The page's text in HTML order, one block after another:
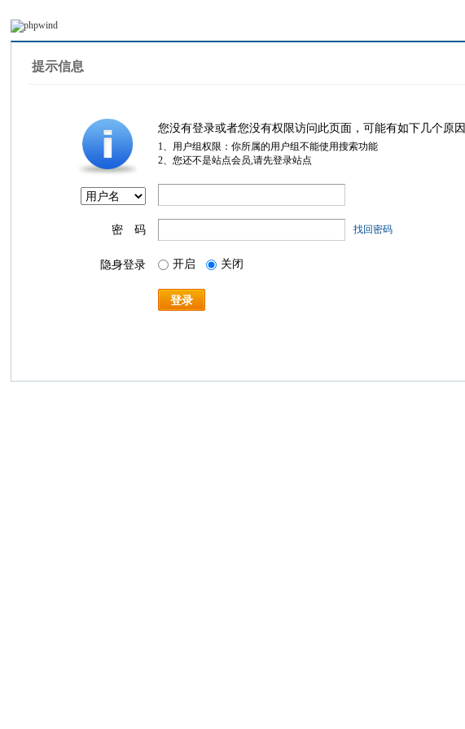
提示信息
您没有登录或者您没有权限访问此页面，可能有如下几个原因
1、用户组权限：你所属的用户组不能使用搜索功能
2、您还不是站点会员,请先登录站点
密 码 找回密码
隐身登录 开启 关闭
登录